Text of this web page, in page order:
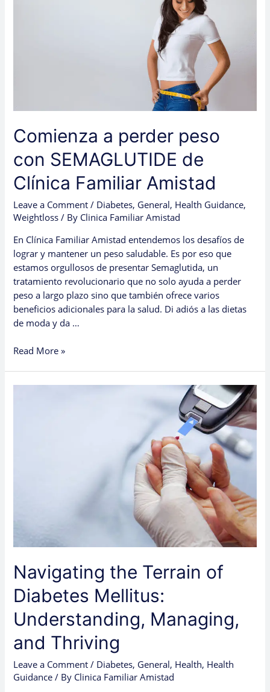
Comienza a perder peso
con SEMAGLUTIDE de
Clínica Familiar Amistad
Leave a Comment / Diabetes, General, Health Guidance,
Weightloss / By Clinica Familiar Amistad
En Clínica Familiar Amistad entendemos los desafíos de
lograr y mantener un peso saludable. Es por eso que
estamos orgullosos de presentar Semaglutida, un
tratamiento revolucionario que no solo ayuda a perder
peso a largo plazo sino que también ofrece varios
beneficios adicionales para la salud. Di adiós a las dietas
de moda y da …
Read More »
Navigating the Terrain of
Diabetes Mellitus:
Understanding, Managing,
and Thriving
Leave a Comment / Diabetes, General, Health, Health
Guidance / By Clinica Familiar Amistad